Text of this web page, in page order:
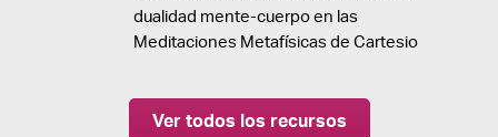
dualidad mente-cuerpo en las
Meditaciones Metafísicas de Cartesio
Ver todos los recursos